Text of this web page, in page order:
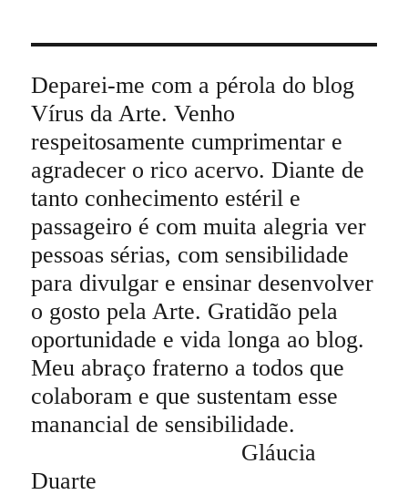
Deparei-me com a pérola do blog
Vírus da Arte. Venho
respeitosamente cumprimentar e
agradecer o rico acervo. Diante de
tanto conhecimento estéril e
passageiro é com muita alegria ver
pessoas sérias, com sensibilidade
para divulgar e ensinar desenvolver
o gosto pela Arte. Gratidão pela
oportunidade e vida longa ao blog.
Meu abraço fraterno a todos que
colaboram e que sustentam esse
manancial de sensibilidade.
Gláucia
Duarte